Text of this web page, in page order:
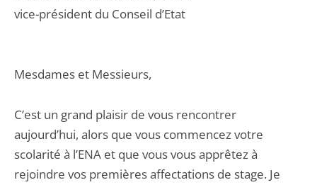
vice-président du Conseil d’Etat
Mesdames et Messieurs,
C’est un grand plaisir de vous rencontrer
aujourd’hui, alors que vous commencez votre
scolarité à l’ENA et que vous vous apprêtez à
rejoindre vos premières affectations de stage. Je